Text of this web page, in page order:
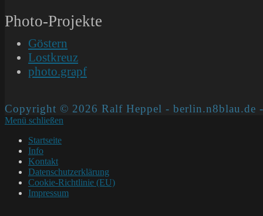
Photo-Projekte
Göstern
Lostkreuz
photo.grapf
Copyright © 2026 Ralf Heppel - berlin.n8blau.de
Menü schließen
Startseite
Info
Kontakt
Datenschutzerklärung
Cookie-Richtlinie (EU)
Impressum